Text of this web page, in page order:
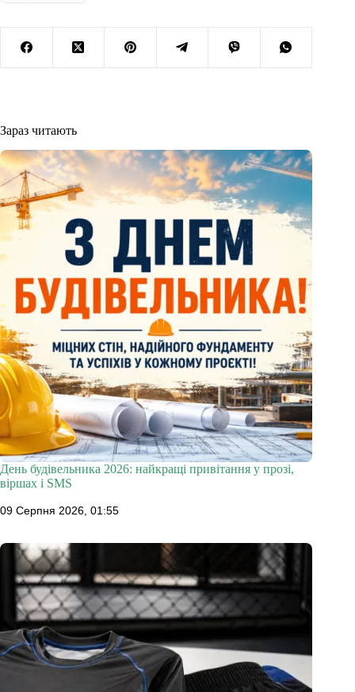
Зараз читають
День будівельника 2026: найкращі привітання у прозі,
віршах і SMS
09 Серпня 2026, 01:55